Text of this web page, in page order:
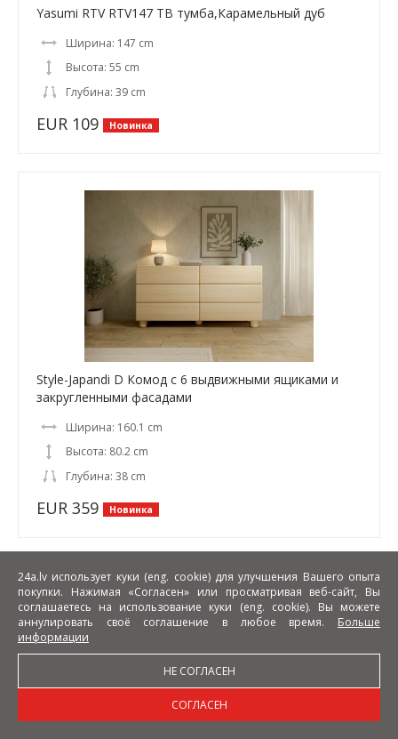
Yasumi RTV RTV147 ТВ тумба,Карамельный дуб
Ширина: 147 cm
Высота: 55 cm
Глубина: 39 cm
EUR 109 Новинка
Style-Japandi D Комод с 6 выдвижными ящиками и
закругленными фасадами
Ширина: 160.1 cm
Высота: 80.2 cm
Глубина: 38 cm
EUR 359 Новинка
24a.lv использует куки (eng. cookie) для улучшения Вашего опыта
покупки. Нажимая «Согласен» или просматривая веб-сайт, Вы
соглашаетесь на использование куки (eng. cookie). Вы можете
аннулировать своё соглашение в любое время. Больше
информации
НЕ СОГЛАСЕН
СОГЛАСЕН